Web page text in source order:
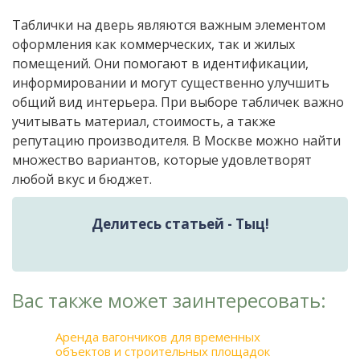
Таблички на дверь являются важным элементом
оформления как коммерческих, так и жилых
помещений. Они помогают в идентификации,
информировании и могут существенно улучшить
общий вид интерьера. При выборе табличек важно
учитывать материал, стоимость, а также
репутацию производителя. В Москве можно найти
множество вариантов, которые удовлетворят
любой вкус и бюджет.
Делитесь статьей - Тыц!
Вас также может заинтересовать:
Аренда вагончиков для временных
объектов и строительных площадок